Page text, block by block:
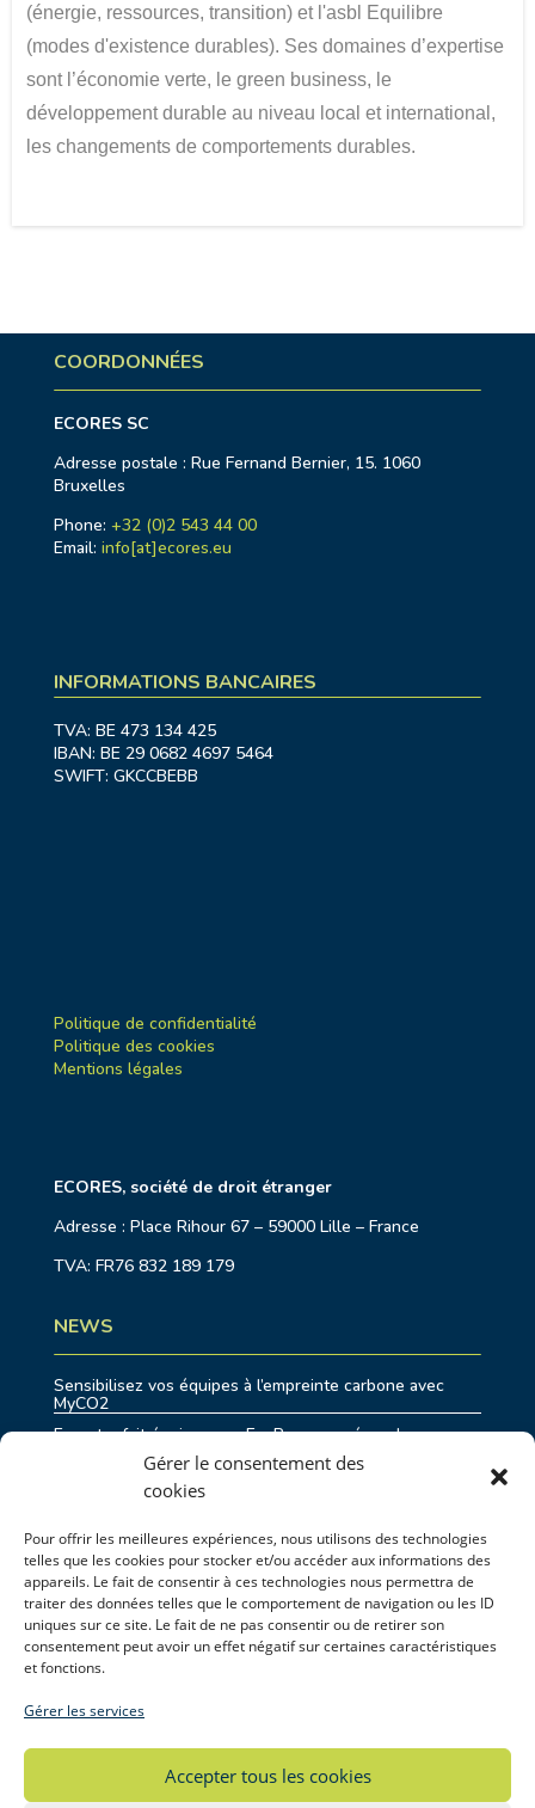
Gérer le consentement des
cookies
Pour offrir les meilleures expériences, nous utilisons des technologies
telles que les cookies pour stocker et/ou accéder aux informations des
appareils. Le fait de consentir à ces technologies nous permettra de
traiter des données telles que le comportement de navigation ou les ID
uniques sur ce site. Le fait de ne pas consentir ou de retirer son
consentement peut avoir un effet négatif sur certaines caractéristiques
et fonctions.
Gérer les services
Accepter tous les cookies
(énergie, ressources, transition) et l'asbl Equilibre
(modes d'existence durables). Ses domaines d’expertise
sont l’économie verte, le green business, le
développement durable au niveau local et international,
les changements de comportements durables.
COORDONNÉES
ECORES SC
Adresse postale : Rue Fernand Bernier, 15. 1060
Bruxelles
Phone: +32 (0)2 543 44 00
Email: info[at]ecores.eu
INFORMATIONS BANCAIRES
TVA: BE 473 134 425
IBAN: BE 29 0682 4697 5464
SWIFT: GKCCBEBB
Politique de confidentialité
Politique des cookies
Mentions légales
ECORES, société de droit étranger
Adresse : Place Rihour 67 – 59000 Lille – France
TVA: FR76 832 189 179
NEWS
Sensibilisez vos équipes à l’empreinte carbone avec
MyCO2
Eurostar fait équipe avec EcoRes pour répondre aux
enjeux de durabilité
Shifting Economy : comment devenir une entreprise
exemplaire ?
Transition Juste en Belgique : un premier processus
coordonné par EcoRes et Deplasse
DAFOR : accompagner l’agriculture wallonne dans la
gestion des périodes de sécheresse
PROJETS RÉCENTS
complet des activités de Thalys et Eurostar
DAFoR : Améliorer la gestion de l’eau face au
changement climatique pour l’agriculture en Wallonie